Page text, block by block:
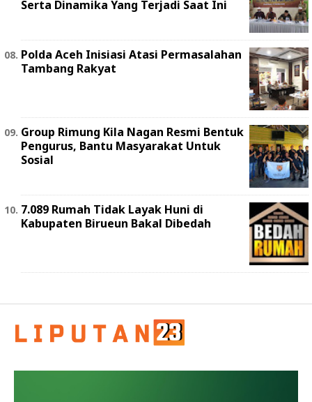
Serta Dinamika Yang Terjadi Saat Ini
Polda Aceh Inisiasi Atasi Permasalahan
Tambang Rakyat
Group Rimung Kila Nagan Resmi Bentuk
Pengurus, Bantu Masyarakat Untuk
Sosial
7.089 Rumah Tidak Layak Huni di
Kabupaten Birueun Bakal Dibedah